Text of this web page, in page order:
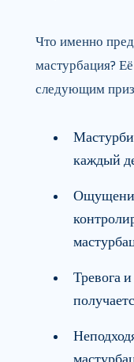
Что именно
мастурбация?
следующим
каждый
Тревога